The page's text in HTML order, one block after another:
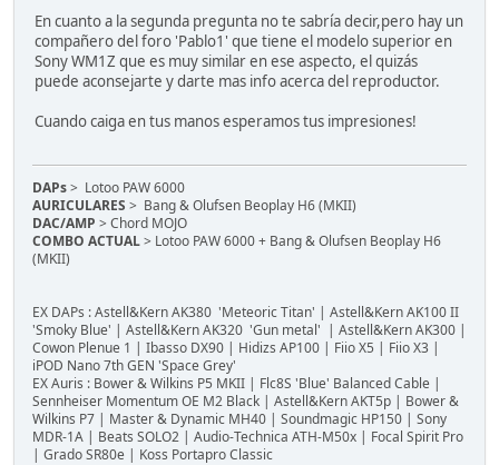
En cuanto a la segunda pregunta no te sabría decir,pero hay un
compañero del foro 'Pablo1' que tiene el modelo superior en
Sony WM1Z que es muy similar en ese aspecto, el quizás
puede aconsejarte y darte mas info acerca del reproductor.
Cuando caiga en tus manos esperamos tus impresiones!
DAPs> Lotoo PAW 6000
AURICULARES > Bang & Olufsen Beoplay H6 (MKII)
DAC/AMP > Chord MOJO
COMBO ACTUAL> Lotoo PAW 6000 + Bang & Olufsen Beoplay H6
(MKII)
EX DAPs : Astell&Kern AK380 'Meteoric Titan' | Astell&Kern AK100 II
'Smoky Blue' | Astell&Kern AK320 'Gun metal' | Astell&Kern AK300 |
Cowon Plenue 1 | Ibasso DX90 | Hidizs AP100 | Fiio X5 | Fiio X3 |
iPOD Nano 7th GEN 'Space Grey'
EX Auris : Bower & Wilkins P5 MKII | Flc8S 'Blue' Balanced Cable |
Sennheiser Momentum OE M2 Black | Astell&Kern AKT5p | Bower &
Wilkins P7 | Master & Dynamic MH40 | Soundmagic HP150 | Sony
MDR-1A | Beats SOLO2 | Audio-Technica ATH-M50x | Focal Spirit Pro
| Grado SR80e | Koss Portapro Classic